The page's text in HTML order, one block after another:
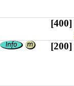
[400]
[200]